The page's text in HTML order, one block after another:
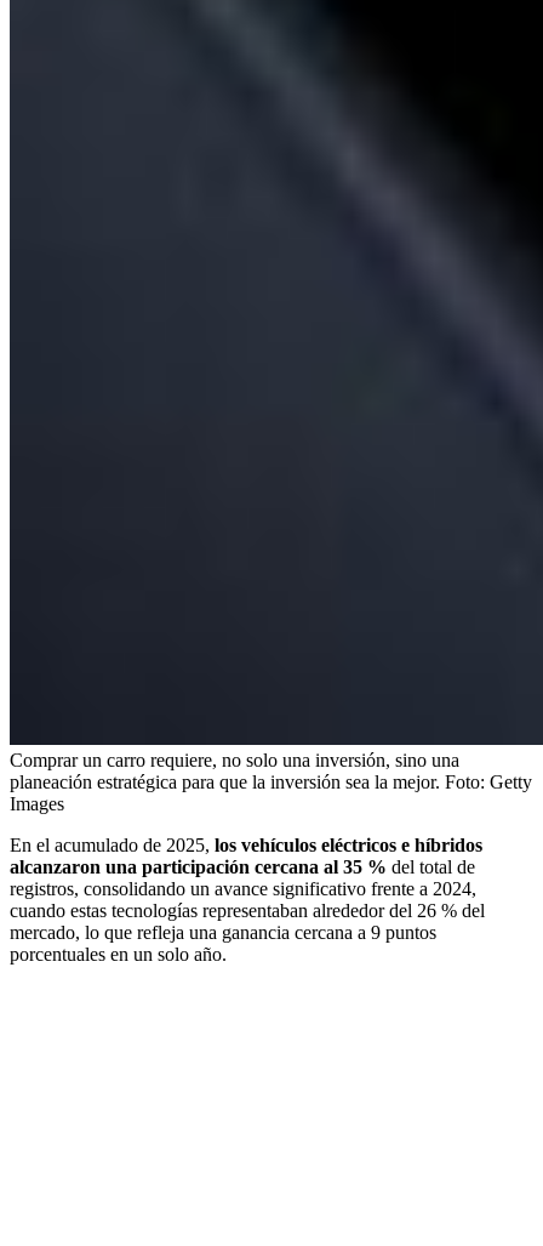
Comprar un carro requiere, no solo una inversión, sino una
planeación estratégica para que la inversión sea la mejor. Foto: Getty
Images
En el acumulado de 2025, los vehículos eléctricos e híbridos
alcanzaron una participación cercana al 35 % del total de
registros, consolidando un avance significativo frente a 2024,
cuando estas tecnologías representaban alrededor del 26 % del
mercado, lo que refleja una ganancia cercana a 9 puntos
porcentuales en un solo año.